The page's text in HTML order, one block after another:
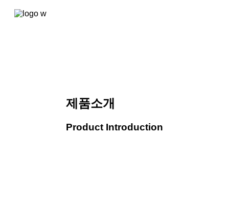
콘텐츠로
건너뛰기
제품소개
Product Introduction